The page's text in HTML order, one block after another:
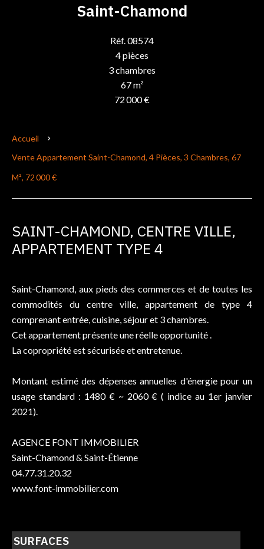
Saint-Chamond
Réf. 08574
4 pièces
3 chambres
67 m²
72 000 €
Accueil
Vente Appartement Saint-Chamond, 4 Pièces, 3 Chambres, 67
M², 72 000 €
SAINT-CHAMOND, CENTRE VILLE,
APPARTEMENT TYPE 4
Saint-Chamond, aux pieds des commerces et de toutes les
commodités du centre ville, appartement de type 4
comprenant entrée, cuisine, séjour et 3 chambres.
Cet appartement présente une réelle opportunité .
La copropriété est sécurisée et entretenue.
Montant estimé des dépenses annuelles d'énergie pour un
usage standard : 1480 € ~ 2060 € ( indice au 1er janvier
2021).
AGENCE FONT IMMOBILIER
Saint-Chamond & Saint-Étienne
04.77.31.20.32
www.font-immobilier.com
SURFACES